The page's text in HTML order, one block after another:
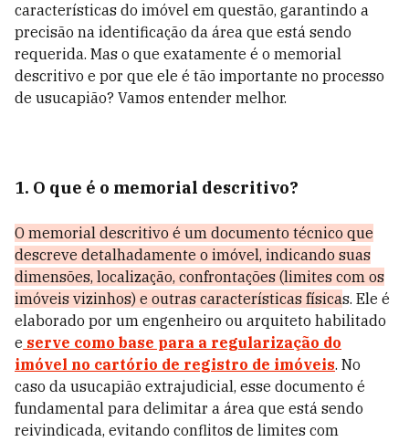
características do imóvel em questão, garantindo a
precisão na identificação da área que está sendo
requerida. Mas o que exatamente é o memorial
descritivo e por que ele é tão importante no processo
de usucapião? Vamos entender melhor.
1. O que é o memorial descritivo?
O memorial descritivo é um documento técnico que
descreve detalhadamente o imóvel, indicando suas
dimensões, localização, confrontações (limites com os
imóveis vizinhos) e outras características físicas. Ele é
elaborado por um engenheiro ou arquiteto habilitado
e serve como base para a regularização do
imóvel no cartório de registro de imóveis. No
caso da usucapião extrajudicial, esse documento é
fundamental para delimitar a área que está sendo
reivindicada, evitando conflitos de limites com